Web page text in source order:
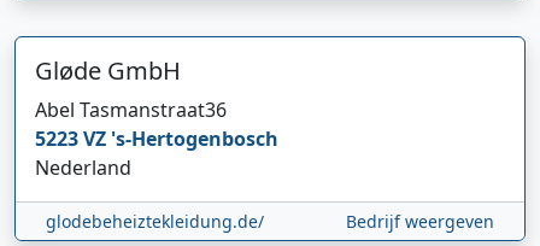
Gløde GmbH
Abel Tasmanstraat36
5223 VZ 's-Hertogenbosch
Nederland
glodebeheiztekleidung.de/ Bedrijf weergeven